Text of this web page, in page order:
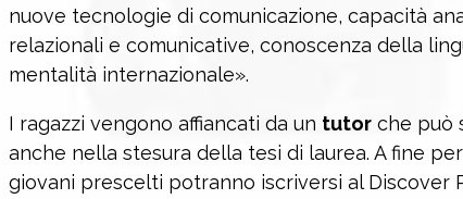
nuove tecnologie di comunicazione, capacità
relazionali e comunicative, conoscenza della
mentalità internazionale».
I ragazzi vengono affiancati da un tutorche può
anche nella stesura della tesi di laurea. A fine
giovani prescelti potranno iscriversi al Discover